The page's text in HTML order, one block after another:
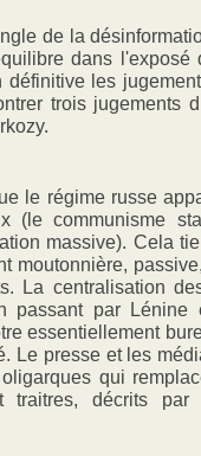
de la
dans l'exposé
définitive les
trois jugements
le régime russe
(le communisme
massive). Cela
moutonnière,
La centralisation
passant par Lénine
essentiellement
Le presse et les
qui
traitres, décrits